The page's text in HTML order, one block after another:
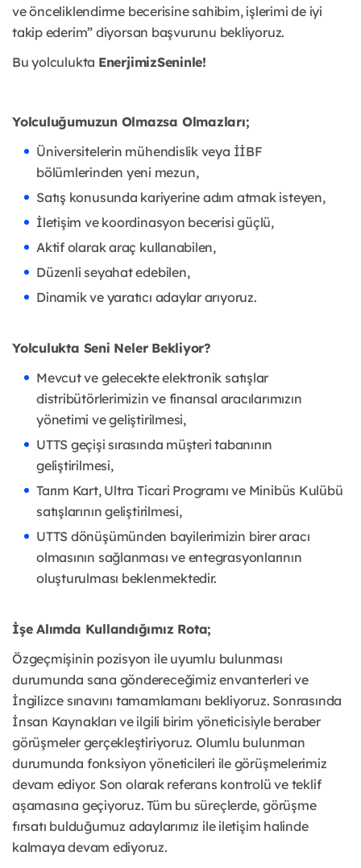
ve önceliklendirme becerisine sahibim, işlerimi de iyi
takip ederim” diyorsan başvurunu bekliyoruz.
Bu yolculukta EnerjimizSeninle!
Yolculuğumuzun Olmazsa Olmazları;
Üniversitelerin mühendislik veya İİBF
bölümlerinden yeni mezun,
Satış konusunda kariyerine adım atmak isteyen,
İletişim ve koordinasyon becerisi güçlü,
Aktif olarak araç kullanabilen,
Düzenli seyahat edebilen,
Dinamik ve yaratıcı adaylar arıyoruz.
Yolculukta Seni Neler Bekliyor?
Mevcut ve gelecekte elektronik satışlar
distribütörlerimizin ve finansal aracılarımızın
yönetimi ve geliştirilmesi,
UTTS geçişi sırasında müşteri tabanının
geliştirilmesi,
Tarım Kart, Ultra Ticari Programı ve Minibüs Kulübü
satışlarının geliştirilmesi,
UTTS dönüşümünden bayilerimizin birer aracı
olmasının sağlanması ve entegrasyonlarının
oluşturulması beklenmektedir.
İşe Alımda Kullandığımız Rota;
Özgeçmişinin pozisyon ile uyumlu bulunması
durumunda sana göndereceğimiz envanterleri ve
İngilizce sınavını tamamlamanı bekliyoruz. Sonrasında
İnsan Kaynakları ve ilgili birim yöneticisiyle beraber
görüşmeler gerçekleştiriyoruz. Olumlu bulunman
durumunda fonksiyon yöneticileri ile görüşmelerimiz
devam ediyor. Son olarak referans kontrolü ve teklif
aşamasına geçiyoruz. Tüm bu süreçlerde, görüşme
fırsatı bulduğumuz adaylarımız ile iletişim halinde
kalmaya devam ediyoruz.